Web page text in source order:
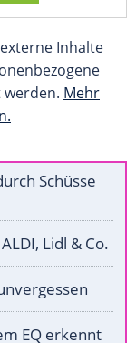
Inhalte
Mehr
Schüsse
Lidl & Co.
EQ erkennt